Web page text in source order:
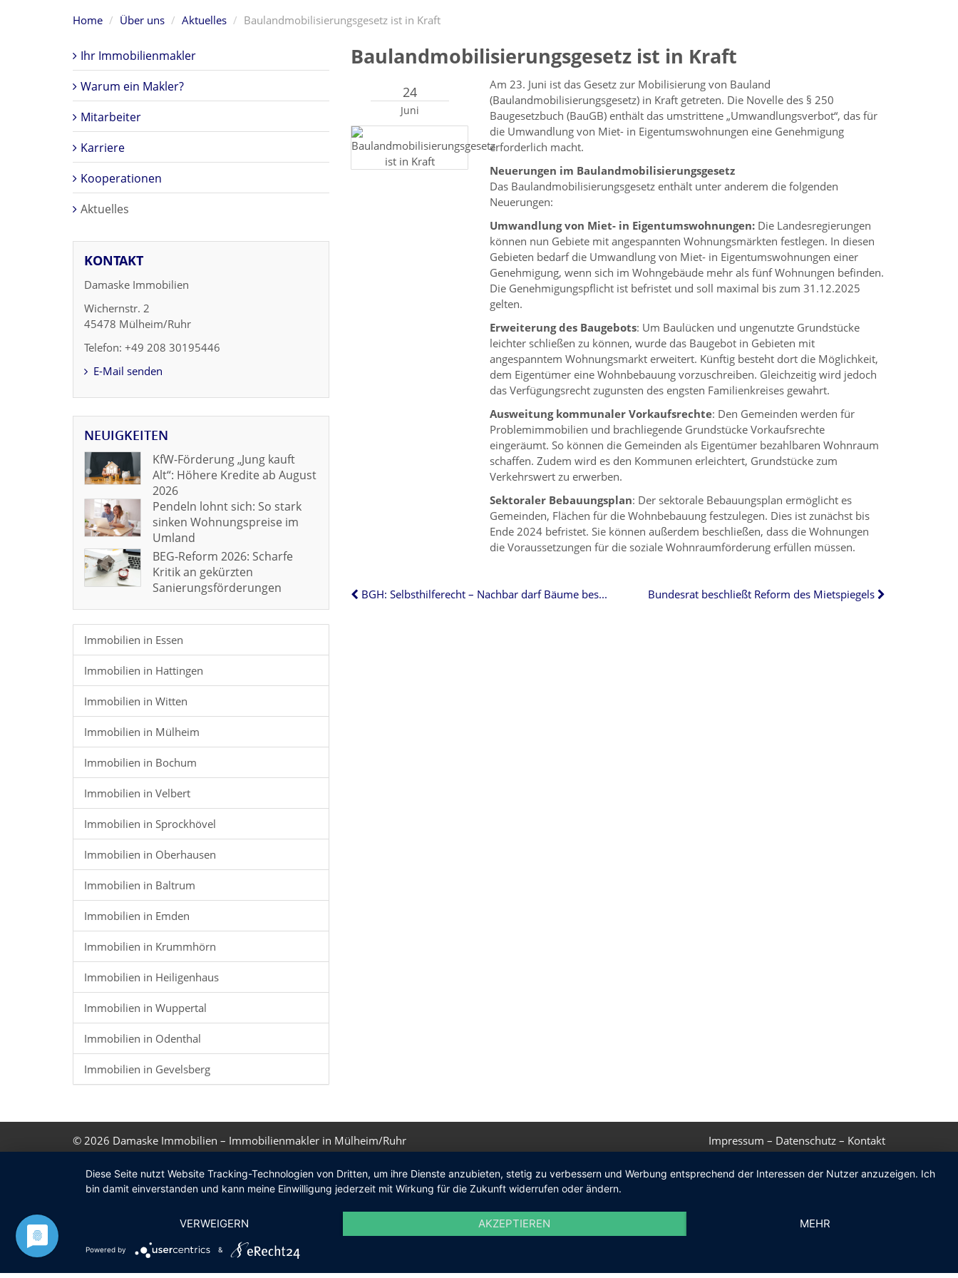
Home Über uns Aktuelles Baulandmobilisierungsgesetz ist in Kraft
Baulandmobilisierungsgesetz ist in Kraft
24
Juni
Am 23. Juni ist das Gesetz zur Mobilisierung von Bauland
(Baulandmobilisierungsgesetz) in Kraft getreten. Die Novelle des § 250
Baugesetzbuch (BauGB) enthält das umstrittene „Umwandlungsverbot“, das für
die Umwandlung von Miet- in Eigentumswohnungen eine Genehmigung
erforderlich macht.
Neuerungen im Baulandmobilisierungsgesetz
Das Baulandmobilisierungsgesetz enthält unter anderem die folgenden
Neuerungen:
Umwandlung von Miet- in Eigentumswohnungen: Die Landesregierungen
können nun Gebiete mit angespannten Wohnungsmärkten festlegen. In diesen
Gebieten bedarf die Umwandlung von Miet- in Eigentumswohnungen einer
Genehmigung, wenn sich im Wohngebäude mehr als fünf Wohnungen befinden.
Die Genehmigungspflicht ist befristet und soll maximal bis zum 31.12.2025
gelten.
Erweiterung des Baugebots: Um Baulücken und ungenutzte Grundstücke
leichter schließen zu können, wurde das Baugebot in Gebieten mit
angespanntem Wohnungsmarkt erweitert. Künftig besteht dort die Möglichkeit,
dem Eigentümer eine Wohnbebauung vorzuschreiben. Gleichzeitig wird jedoch
das Verfügungsrecht zugunsten des engsten Familienkreises gewahrt.
Ausweitung kommunaler Vorkaufsrechte: Den Gemeinden werden für
Problemimmobilien und brachliegende Grundstücke Vorkaufsrechte
eingeräumt. So können die Gemeinden als Eigentümer bezahlbaren Wohnraum
schaffen. Zudem wird es den Kommunen erleichtert, Grundstücke zum
Verkehrswert zu erwerben.
Sektoraler Bebauungsplan: Der sektorale Bebauungsplan ermöglicht es
Gemeinden, Flächen für die Wohnbebauung festzulegen. Dies ist zunächst bis
Ende 2024 befristet. Sie können außerdem beschließen, dass die Wohnungen
die Voraussetzungen für die soziale Wohnraumförderung erfüllen müssen.
BGH: Selbsthilferecht – Nachbar darf Bäume beschneiden Bundesrat beschließt Reform des Mietspiegels
Ihr Immobilienmakler
Warum ein Makler?
Mitarbeiter
Karriere
Kooperationen
Aktuelles
KONTAKT
Damaske Immobilien
Wichernstr. 2
45478 Mülheim/Ruhr
Telefon: +49 208 30195446
E-Mail senden
NEUIGKEITEN
KfW-Förderung „Jung kauft
Alt“: Höhere Kredite ab August
2026
Pendeln lohnt sich: So stark
sinken Wohnungspreise im
Umland
BEG-Reform 2026: Scharfe
Kritik an gekürzten
Sanierungsförderungen
Immobilien in Essen
Immobilien in Hattingen
Immobilien in Witten
Immobilien in Mülheim
Immobilien in Bochum
Immobilien in Velbert
Immobilien in Sprockhövel
Immobilien in Oberhausen
Immobilien in Baltrum
Immobilien in Emden
Immobilien in Krummhörn
Immobilien in Heiligenhaus
Immobilien in Wuppertal
Immobilien in Odenthal
Immobilien in Gevelsberg
© 2026 Damaske Immobilien – Immobilienmakler in Mülheim/Ruhr Impressum – Datenschutz – Kontakt
Diese Seite nutzt Website Tracking-Technologien von Dritten, um ihre Dienste anzubieten, stetig zu verbessern und Werbung entsprechend der Interessen der Nutzer anzuzeigen. Ich
bin damit einverstanden und kann meine Einwilligung jederzeit mit Wirkung für die Zukunft widerrufen oder ändern.
VERWEIGERN AKZEPTIEREN MEHR
Powered by &